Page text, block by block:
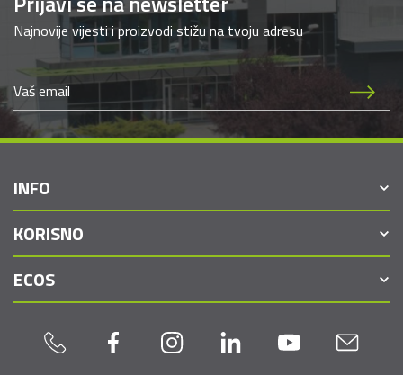
Najnovije vijesti i proizvodi stižu na tvoju adresu
INFO
KORISNO
ECOS